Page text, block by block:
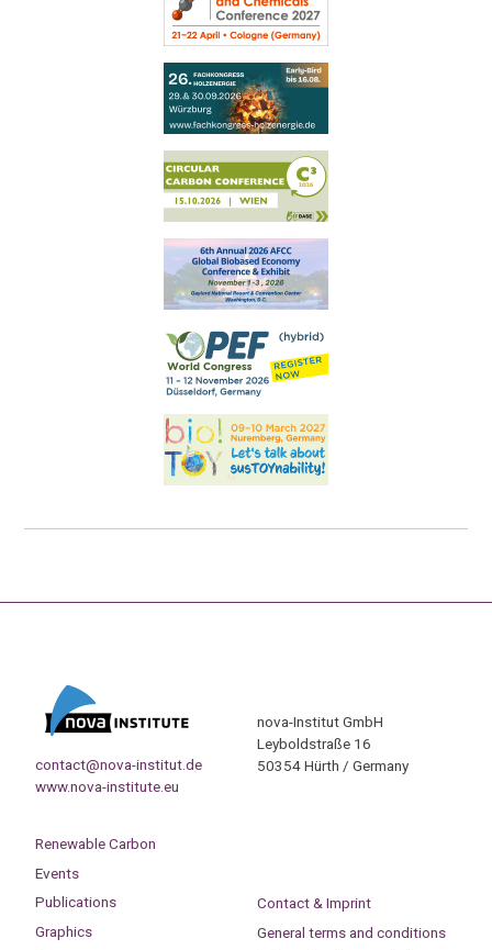
contact@nova-institut.de
www.nova-institute.eu
nova-Institut GmbH
Leyboldstraße 16
50354 Hürth / Germany
Renewable Carbon
Events
Publications
Graphics
Contact & Imprint
General terms and conditions